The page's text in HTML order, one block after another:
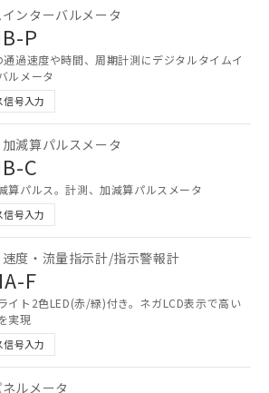
ンターバルメータ
P
通過速度や時間、周期計測にデジタルタイムイ
ルメータ
信号入力
減算パルスメータ
C
算パルス。計測、加減算パルスメータ
信号入力
度・流量指示計/指示警報計
F
イト2色LED(赤/緑)付き。ネガLCD表示で高い
実現
信号入力
ルメータ
明
定数以上の在庫あり
定数には満たないが在庫あり
庫なし(最新の在庫状況につ
をお読みいただき、同意のうえ
い。
ビスは、当社制御機器事業取扱
当社在庫状況および標準価格
を提供させていただくもので
御機器事業取扱商品の中には、
ビスの対象外となる商品もある
ご了承ください。
況および標準価格照会結果は、
ている更新日時点での社内デー
づき作成されるものであり、閲
た時点での実際の在庫および標
とは異なる場合があることをご
ださい。
納期状況および標準価格はお客
取引先、またはお客様担当のオ
制御機器販売店・当社販売員に
ください。
ン制御機器販売店や当社販売拠